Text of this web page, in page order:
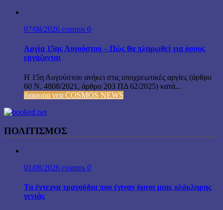
07/08/2026 cosmos 0
Αργία 15ης Αυγούστου – Πώς θα πληρωθεί για όσους
εργάζονται
Η 15η Αυγούστου ανήκει στις υποχρεωτικές αργίες (άρθρο
60 Ν. 4808/2021, άρθρο 203 ΠΔ 62/2025) κατά...
διαφορα νεα COSMOS NEWS
ΠΟΛΙΤΙΣΜΟΣ
01/08/2026 cosmos 0
Τα έντεχνα τραγούδια που έγιναν ύμνοι μιας ολόκληρης
γενιάς